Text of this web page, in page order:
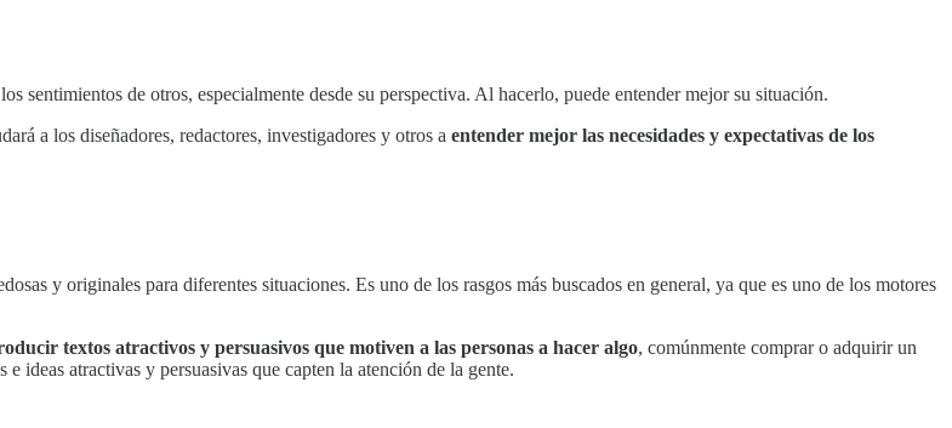
sentimientos de otros, especialmente desde su perspectiva. Al hacerlo, puede entender mejor su situación.
a los diseñadores, redactores, investigadores y otros a entender mejor las necesidades y expectativas de los
y originales para diferentes situaciones. Es uno de los rasgos más buscados en general, ya que es uno de los motores
textos atractivos y persuasivos que motiven a las personas a hacer algo, comúnmente comprar o adquirir un
ideas atractivas y persuasivas que capten la atención de la gente.